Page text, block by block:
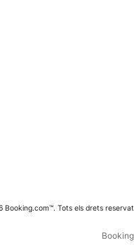
Booking.com™. Tots els drets